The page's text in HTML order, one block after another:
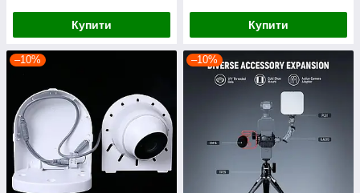
Купити Купити
–10% –10%